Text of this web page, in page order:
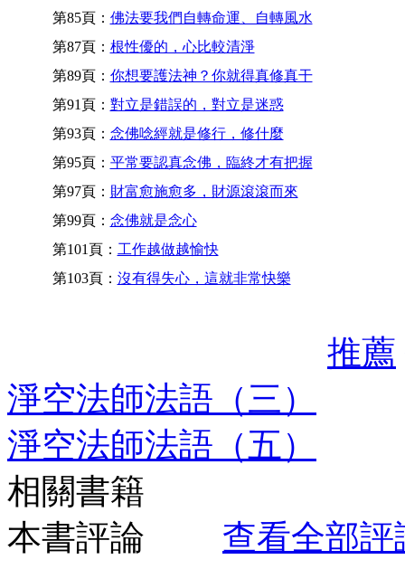
第85頁： 佛法要我們自轉命運、自轉風水
第87頁： 根性優的，心比較清淨
第89頁： 你想要護法神？你就得真修真干
第91頁： 對立是錯誤的，對立是迷惑
第93頁： 念佛唸經就是修行，修什麼
第95頁： 平常要認真念佛，臨終才有把握
第97頁： 財富愈施愈多，財源滾滾而來
第99頁： 念佛就是念心
第101頁： 工作越做越愉快
第103頁： 沒有得失心，這就非常快樂
推薦
淨空法師法語（三）
淨空法師法語（五）
相關書籍
本書評論
查看全部評